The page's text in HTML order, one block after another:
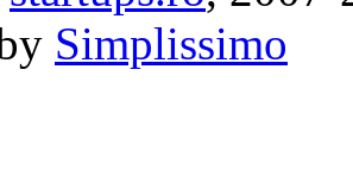
Simplissimo